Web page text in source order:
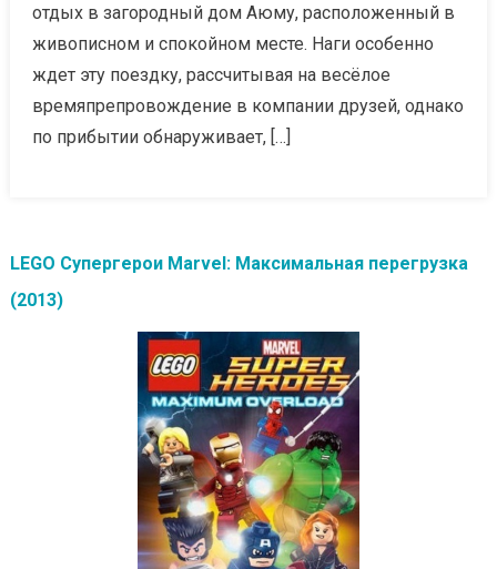
отдых в загородный дом Аюму, расположенный в
живописном и спокойном месте. Наги особенно
ждет эту поездку, рассчитывая на весёлое
времяпрепровождение в компании друзей, однако
по прибытии обнаруживает, […]
LEGO Супергерои Marvel: Максимальная перегрузка
(2013)